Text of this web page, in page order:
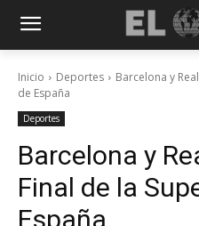
Inicio Deportes
Barcelona y
de España
Deportes
Barcelona y
Final de la
España